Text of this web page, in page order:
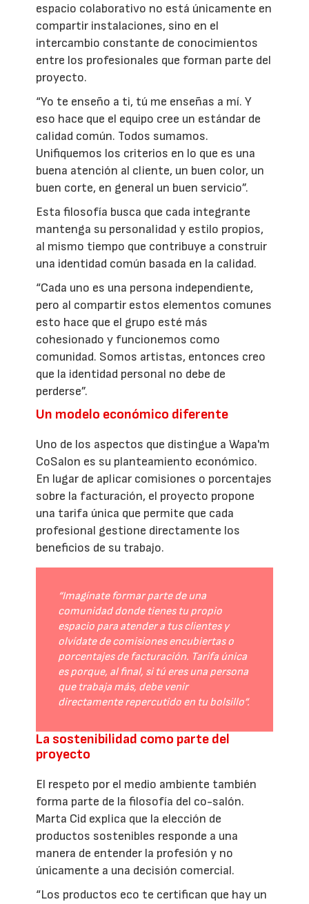
espacio colaborativo no está únicamente en
compartir instalaciones, sino en el
intercambio constante de conocimientos
entre los profesionales que forman parte del
proyecto.
“Yo te enseño a ti, tú me enseñas a mí. Y
eso hace que el equipo cree un estándar de
calidad común. Todos sumamos.
Unifiquemos los criterios en lo que es una
buena atención al cliente, un buen color, un
buen corte, en general un buen servicio”.
Esta filosofía busca que cada integrante
mantenga su personalidad y estilo propios,
al mismo tiempo que contribuye a construir
una identidad común basada en la calidad.
“Cada uno es una persona independiente,
pero al compartir estos elementos comunes
esto hace que el grupo esté más
cohesionado y funcionemos como
comunidad. Somos artistas, entonces creo
que la identidad personal no debe de
perderse”.
Un modelo económico diferente
Uno de los aspectos que distingue a Wapa'm
CoSalon es su planteamiento económico.
En lugar de aplicar comisiones o porcentajes
sobre la facturación, el proyecto propone
una tarifa única que permite que cada
profesional gestione directamente los
beneficios de su trabajo.
“Imagínate formar parte de una
comunidad donde tienes tu propio
espacio para atender a tus clientes y
olvídate de comisiones encubiertas o
porcentajes de facturación. Tarifa única
es porque, al final, si tú eres una persona
que trabaja más, debe venir
directamente repercutido en tu bolsillo”.
La sostenibilidad como parte del
proyecto
El respeto por el medio ambiente también
forma parte de la filosofía del co-salón.
Marta Cid explica que la elección de
productos sostenibles responde a una
manera de entender la profesión y no
únicamente a una decisión comercial.
“Los productos eco te certifican que hay un